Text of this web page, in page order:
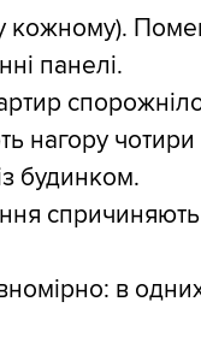
у кожному).
панелі.
нагору
будинком.
в